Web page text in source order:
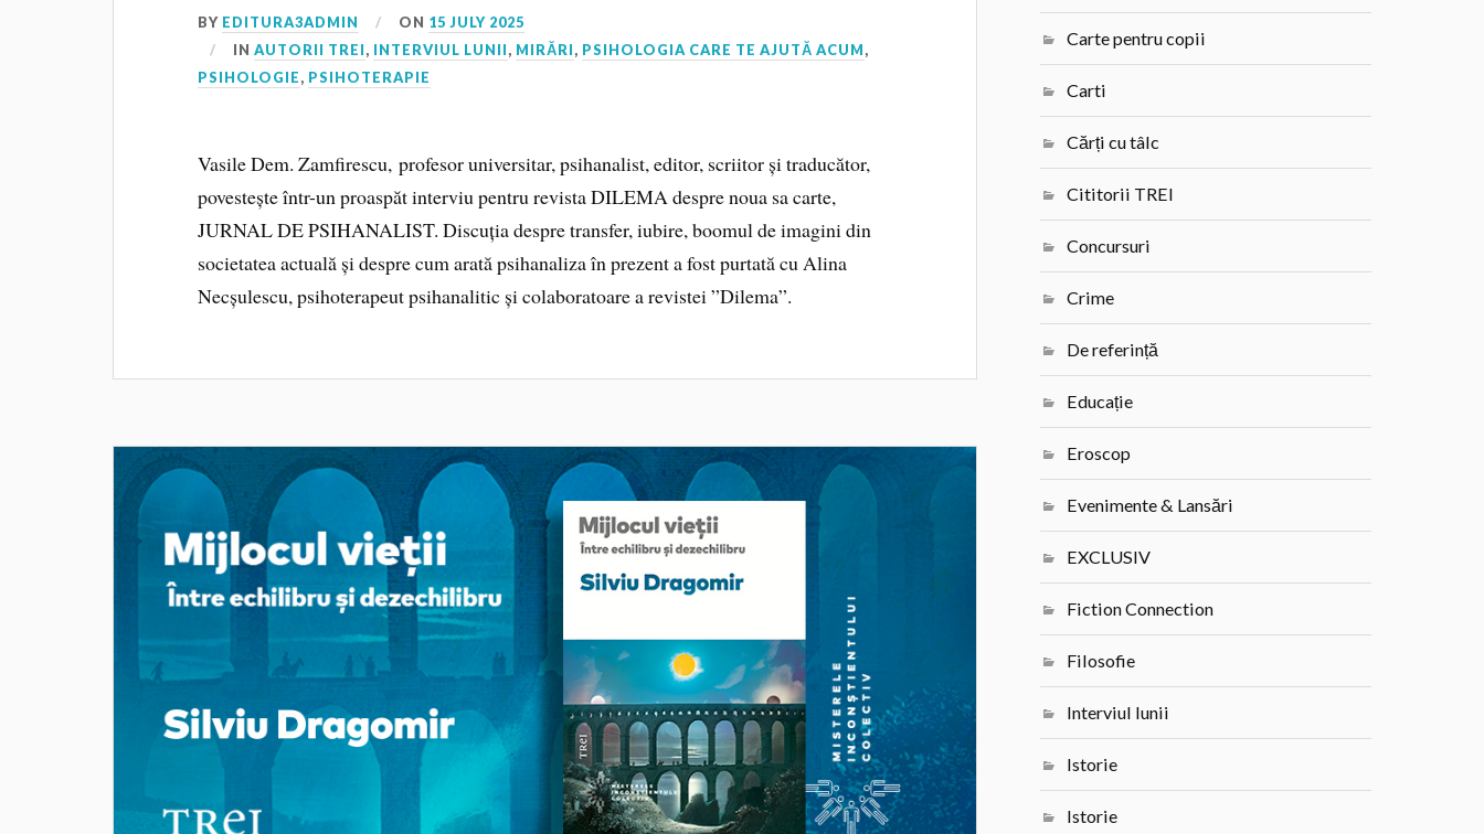
BY EDITURA3ADMIN ON 15 JULY 2025
INAUTORII TREI, INTERVIUL LUNII, MIRĂRI, PSIHOLOGIA CARE TE AJUTĂ ACUM,
PSIHOLOGIE, PSIHOTERAPIE
Vasile Dem. Zamfirescu, profesor universitar, psihanalist, editor, scriitor și traducător,
povestește într-un proaspăt interviu pentru revista DILEMA despre noua sa carte,
JURNAL DE PSIHANALIST. Discuția despre transfer, iubire, boomul de imagini din
societatea actuală și despre cum arată psihanaliza în prezent a fost purtată cu Alina
Necșulescu, psihoterapeut psihanalitic și colaboratoare a revistei ”Dilema”.
Carte pentru copii
Carti
Cărți cu tâlc
Cititorii TREI
Concursuri
Crime
De referință
Educație
Eroscop
Evenimente & Lansări
EXCLUSIV
Fiction Connection
Filosofie
Interviul lunii
Istorie
Istorie